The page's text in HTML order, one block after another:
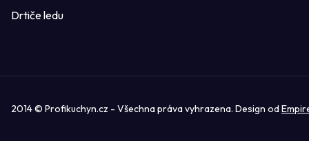
Drtiče ledu
2014 © Profikuchyn.cz - Všechna práva vyhrazena. Design od